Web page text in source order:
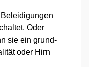
Oder
sie ein grund­
oder Hirn